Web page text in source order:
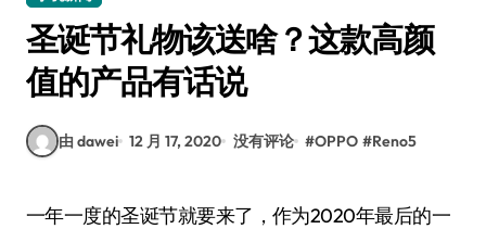
圣诞节礼物该送啥？这款高颜
值的产品有话说
由 dawei 12 月 17, 2020 没有评论 #OPPO #Reno5
一年一度的圣诞节就要来了，作为2020年最后的一